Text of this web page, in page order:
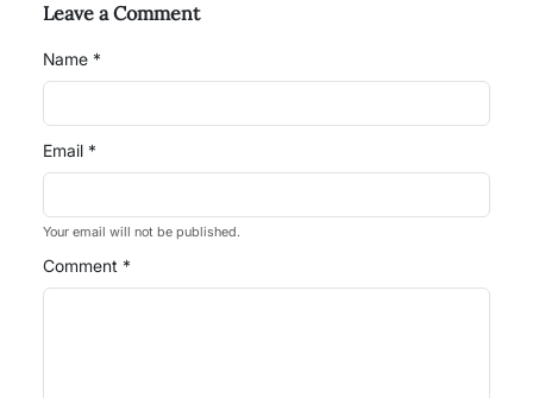
Leave a Comment
Name *
Email *
Your email will not be published.
Comment *